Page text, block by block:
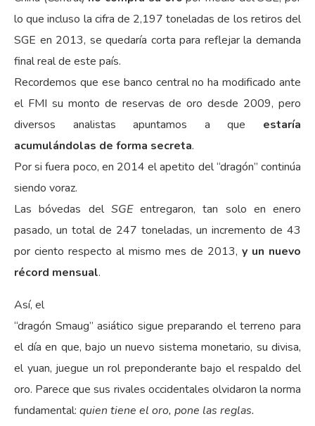
lo que incluso la cifra de 2,197 toneladas de los retiros del
SGE en 2013, se quedaría corta para reflejar la demanda
final real de este país.
Recordemos que ese banco central no ha modificado ante
el FMI su monto de reservas de oro desde 2009, pero
diversos analistas apuntamos a que estaría
acumulándolas de forma secreta.
Por si fuera poco, en 2014 el apetito del “dragón” continúa
siendo voraz.
Las bóvedas del SGEentregaron, tan solo en enero
pasado, un total de 247 toneladas, un incremento de 43
por ciento respecto al mismo mes de 2013, y un nuevo
récord mensual.
Así, el
“dragón Smaug” asiático sigue preparando el terreno para
el día en que, bajo un nuevo sistema monetario, su divisa,
el yuan, juegue un rol preponderante bajo el respaldo del
oro. Parece que sus rivales occidentales olvidaron la norma
fundamental: quien tiene el oro, pone las reglas.